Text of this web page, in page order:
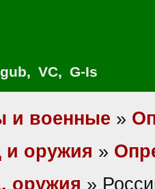
, VC, G-Is
и военные »
оружия »
оружия »